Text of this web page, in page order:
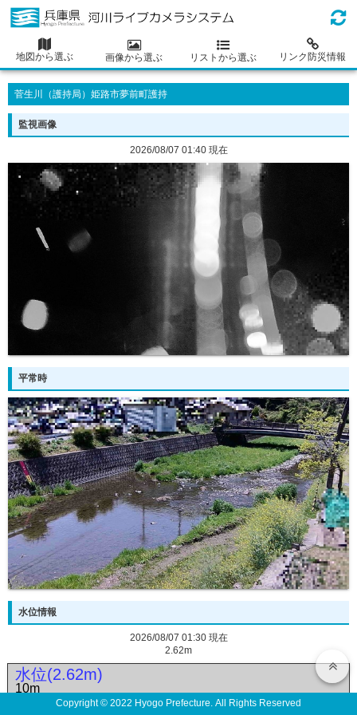
地図から選ぶ 画像から選ぶ リストから選ぶ リンク防災情報
菅生川（護持局）姫路市夢前町護持
監視画像
2026/08/07 01:40 現在
平常時
水位情報
2026/08/07 01:30 現在
2.62m
水位(2.62m)
10m
Copyright © 2022 Hyogo Prefecture. All Rights Reserved